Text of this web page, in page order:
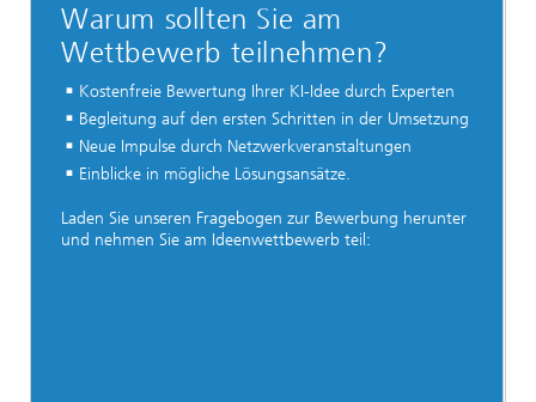
Warum sollten Sie am
Wettbewerb teilnehmen?
Kostenfreie Bewertung Ihrer KI-Idee durch Experten
Begleitung auf den ersten Schritten in der Umsetzung
Neue Impulse durch Netzwerkveranstaltungen
Einblicke in mögliche Lösungsansätze.
Laden Sie unseren Fragebogen zur Bewerbung herunter
und nehmen Sie am Ideenwettbewerb teil: